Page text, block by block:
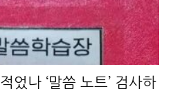
었나 ‘말씀 노트’ 검사하